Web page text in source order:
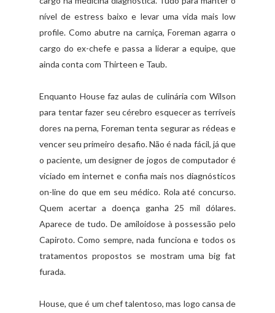
nível de estress baixo e levar uma vida mais low
profile. Como abutre na carniça, Foreman agarra o
cargo do ex-chefe e passa a liderar a equipe, que
ainda conta com Thirteen e Taub.
Enquanto House faz aulas de culinária com Wilson
para tentar fazer seu cérebro esquecer as terríveis
dores na perna, Foreman tenta segurar as rédeas e
vencer seu primeiro desafio. Não é nada fácil, já que
o paciente, um designer de jogos de computador é
viciado em internet e confia mais nos diagnósticos
on-line do que em seu médico. Rola até concurso.
Quem acertar a doença ganha 25 mil dólares.
Aparece de tudo. De amiloidose à possessão pelo
Capiroto. Como sempre, nada funciona e todos os
tratamentos propostos se mostram uma big fat
furada.
House, que é um chef talentoso, mas logo cansa de